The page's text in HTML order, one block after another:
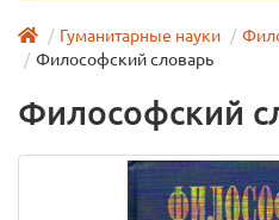
Гуманитарные науки
Философский словарь
Философский